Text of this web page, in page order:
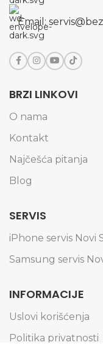
Email:
BRZI LINKOVI
O nama
Kontakt
Najčešća pitanja
Blog
SERVIS
iPhone servis Novi
Samsung servis
INFORMACIJE
Uslovi korišćenja
Politika privatnosti